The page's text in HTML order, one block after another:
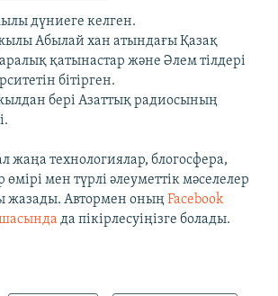
дүниеге келген.
Абылай хан атындағы Қазақ
қатынастар және Әлем тілдері
бітірген.
бері Азаттық радиосының
жаңа технологиялар, блогосфера,
өмірі мен түрлі әлеуметтік мәселелер
жазады. Автормен оныңFacebook
да пікірлесуіңізге болады.